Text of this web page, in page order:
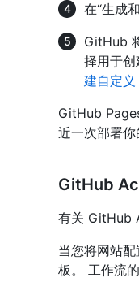
在“生成
GitHub
择用于
建自定
GitHub
近一次部署你
GitHub
有关 GitHub
当您将网站
板。 工作流